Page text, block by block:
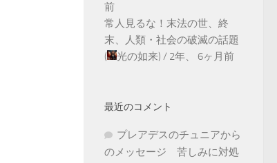
前
常人見るな！末法の世、終
末、人類・社会の破滅の話題
(
光の如来) / 2年、 6ヶ月前
最近のコメント
プレアデスのチュニアから
のメッセージ 苦しみに対処